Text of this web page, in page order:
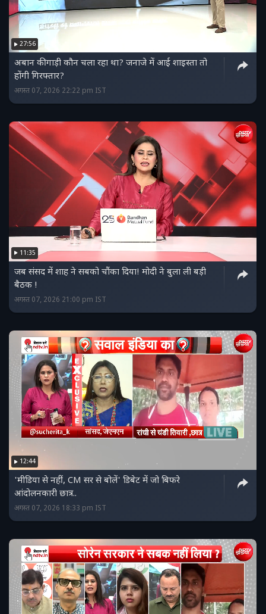
27:56
अबान की गाड़ी कौन चला रहा था? जनाजे में आई शाइस्ता तो
होंगी गिरफ्तार?
अगस्त 07, 2026 22:22 pm IST
11:35
जब संसद में शाह ने सबको चौंका दिया! मोदी ने बुला ली बड़ी
बैठक !
अगस्त 07, 2026 21:00 pm IST
12:44
'मीडिया से नहीं, CM सर से बोलें' डिबेट में जो बिफरे
आंदोलनकारी छात्र..
अगस्त 07, 2026 18:33 pm IST